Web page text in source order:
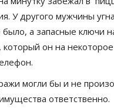
У другого мужчины
а запасные ключи
который он на
могли бы и не
ответственно.